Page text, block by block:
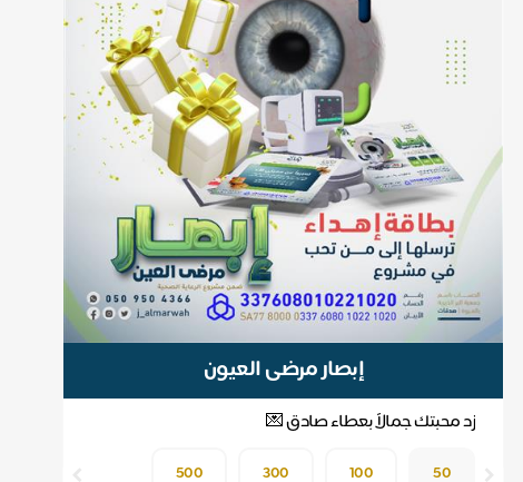
إبصار مرضى العيون
زد محبتك جمالاً بعطاء صادق 💌
50
100
300
500